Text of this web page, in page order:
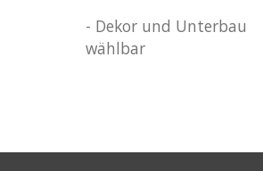
- Dekor und Unterbau
wählbar